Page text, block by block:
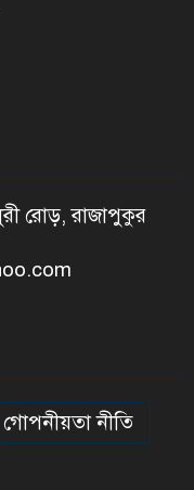
রোড়, রাজাপুকুর
গোপনীয়তা নীতি